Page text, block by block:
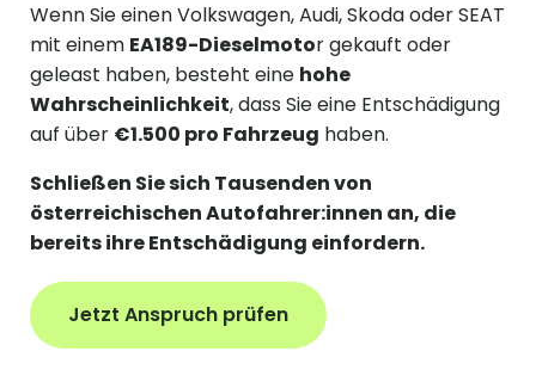
Wenn Sie einen Volkswagen, Audi, Skoda oder SEAT
mit einem EA189-Dieselmotor gekauft oder
geleast haben, besteht eine hohe
Wahrscheinlichkeit, dass Sie eine Entschädigung
auf über €1.500 pro Fahrzeug haben.
Schließen Sie sich Tausenden von
österreichischen Autofahrer:innen an, die
bereits ihre Entschädigung einfordern.
Jetzt Anspruch prüfen